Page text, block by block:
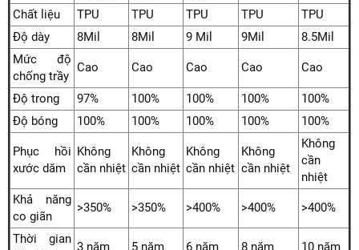
Chất liệu TPU TPU TPU TPU
TPU
Độ dày
8Mil 8Mil 9 Mil 9Mil
8.5Mil
Mức độ
chống trầy
Cao Cao Cao Cao Cao
Độ trong 97% 100% 100% 100%
100%
Độ bóng
100% 100% 100% 100% 100%
Phục hồi
xước dăm
Không
cần nhiệt
Không
cần nhiệt
Không
cần nhiệt
Không
cần nhiệt
Không
cần
nhiệt
Khả năng
co giãn
>350% >350% >400% >400% >400%
Thời gian
3 năm 5 năm 6 năm 8 năm 10 năm